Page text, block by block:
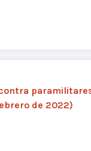
de 2022)